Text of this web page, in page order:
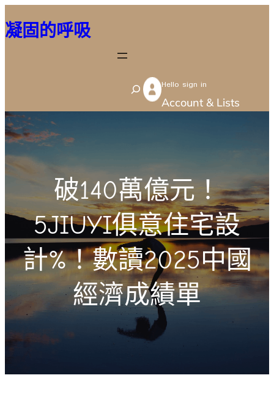
至
容
凝固的呼吸
S
e
h
Hello sign in
Account & Lists
破140萬億元！
5JIUYI俱意住宅設
計%！數讀2025中國
經濟成績單